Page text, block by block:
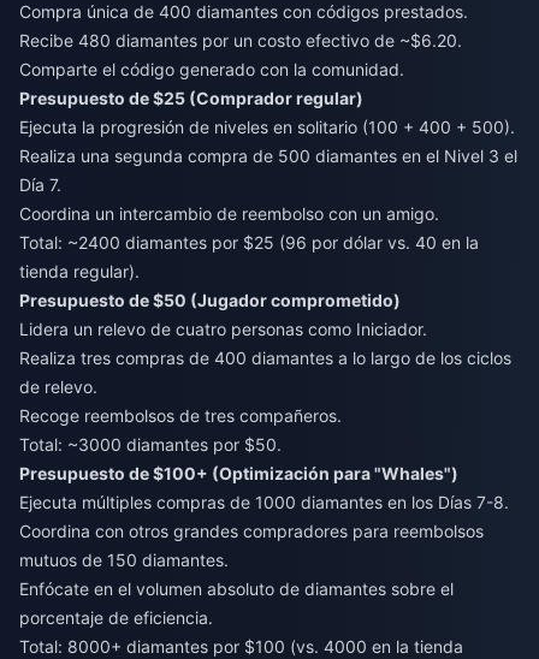
Compra única de 400 diamantes con códigos prestados.
Recibe 480 diamantes por un costo efectivo de ~$6.20.
Comparte el código generado con la comunidad.
Presupuesto de $25 (Comprador regular)
Ejecuta la progresión de niveles en solitario (100 + 400 + 500).
Realiza una segunda compra de 500 diamantes en el Nivel 3 el
Día 7.
Coordina un intercambio de reembolso con un amigo.
Total: ~2400 diamantes por $25 (96 por dólar vs. 40 en la
tienda regular).
Presupuesto de $50 (Jugador comprometido)
Lidera un relevo de cuatro personas como Iniciador.
Realiza tres compras de 400 diamantes a lo largo de los ciclos
de relevo.
Recoge reembolsos de tres compañeros.
Total: ~3000 diamantes por $50.
Presupuesto de $100+ (Optimización para "Whales")
Ejecuta múltiples compras de 1000 diamantes en los Días 7-8.
Coordina con otros grandes compradores para reembolsos
mutuos de 150 diamantes.
Enfócate en el volumen absoluto de diamantes sobre el
porcentaje de eficiencia.
Total: 8000+ diamantes por $100 (vs. 4000 en la tienda